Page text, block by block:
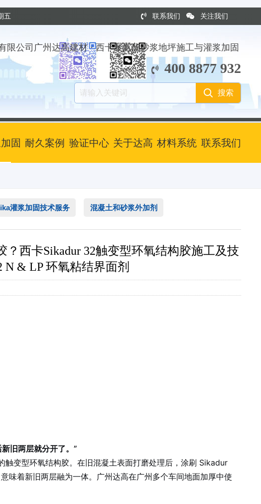
五 联系我们 关注我们
广州达高建材 · 西卡聚氨酯砂浆地坪施工与灌浆加固
400 8877 932
固 耐久案例 验证中心 关于达高 材料系统 联系我们
灌浆加固技术服务 混凝土和砂浆外加剂
西卡Sikadur 32触变型环氧结构胶施工及技
N & LP 环氧粘结界面剂
旧两层就分开了。”
变型环氧结构胶。在旧混凝土表面打磨处理后，涂刷 Sikadur
味着新旧两层融为一体。广州达高在广州多个车间地面加厚中使